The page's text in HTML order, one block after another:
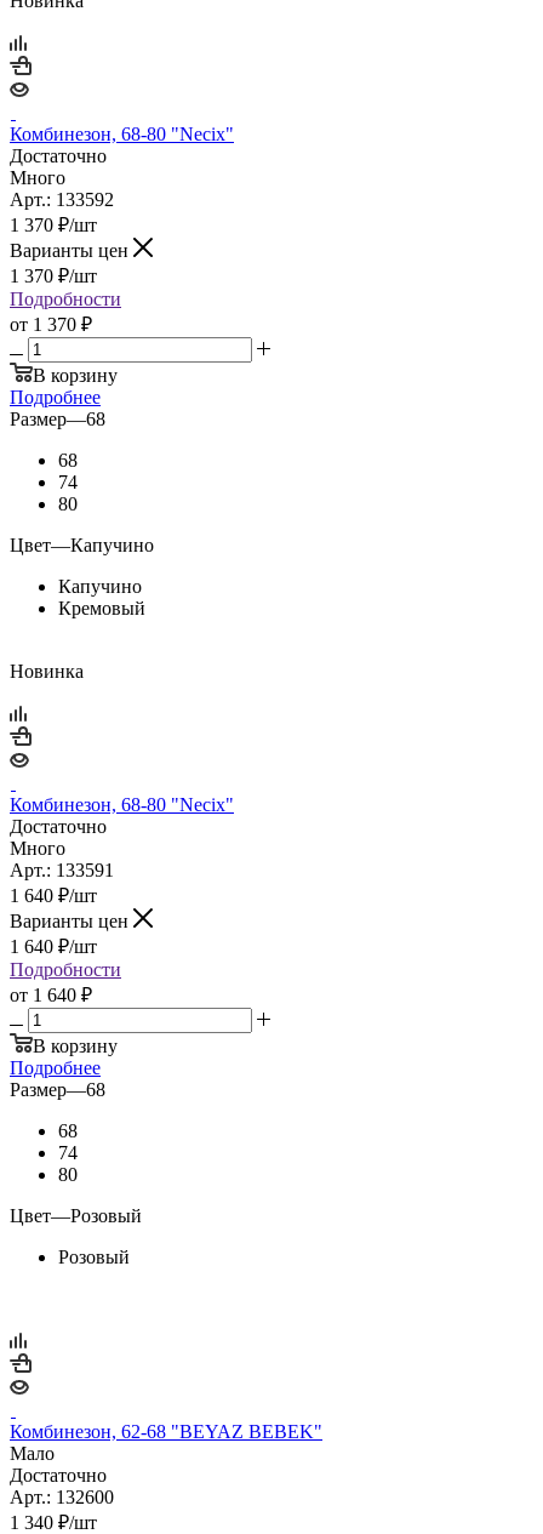
Комбинезон, 68-80 "Necix"
Достаточно
Много
Арт.: 133592
1 370 ₽/шт
Варианты цен
1 370 ₽/шт
Подробности
от 1 370 ₽
В корзину
Подробнее
Размер—68
68
74
80
Цвет—Капучино
Капучино
Кремовый
Новинка
Комбинезон, 68-80 "Necix"
Достаточно
Много
Арт.: 133591
1 640 ₽/шт
Варианты цен
1 640 ₽/шт
Подробности
от 1 640 ₽
В корзину
Подробнее
Размер—68
68
74
80
Цвет—Розовый
Розовый
Комбинезон, 62-68 "BEYAZ BEBEK"
Мало
Достаточно
Арт.: 132600
1 340 ₽/шт